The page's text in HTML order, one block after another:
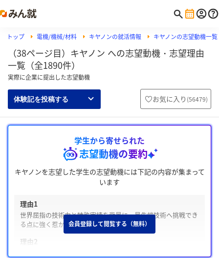
トップ 電機/機械/材料 キヤノンの就活情報 キヤノンの志望動機一覧
（38ページ目）キヤノン への志望動機・志望理由
一覧（全1890件）
実際に企業に提出した志望動機
体験記を投稿する お気に入り (56479)
学生から寄せられた
志望動機の要約
キヤノンを志望した学生の志望動機には下記の内容が集まって
います
理由1
世界屈指の技術力と特許実績を背景に、最先端技術へ挑戦でき
る点に強く惹かれたところです
理由2
会員登録して閲覧する（無料）